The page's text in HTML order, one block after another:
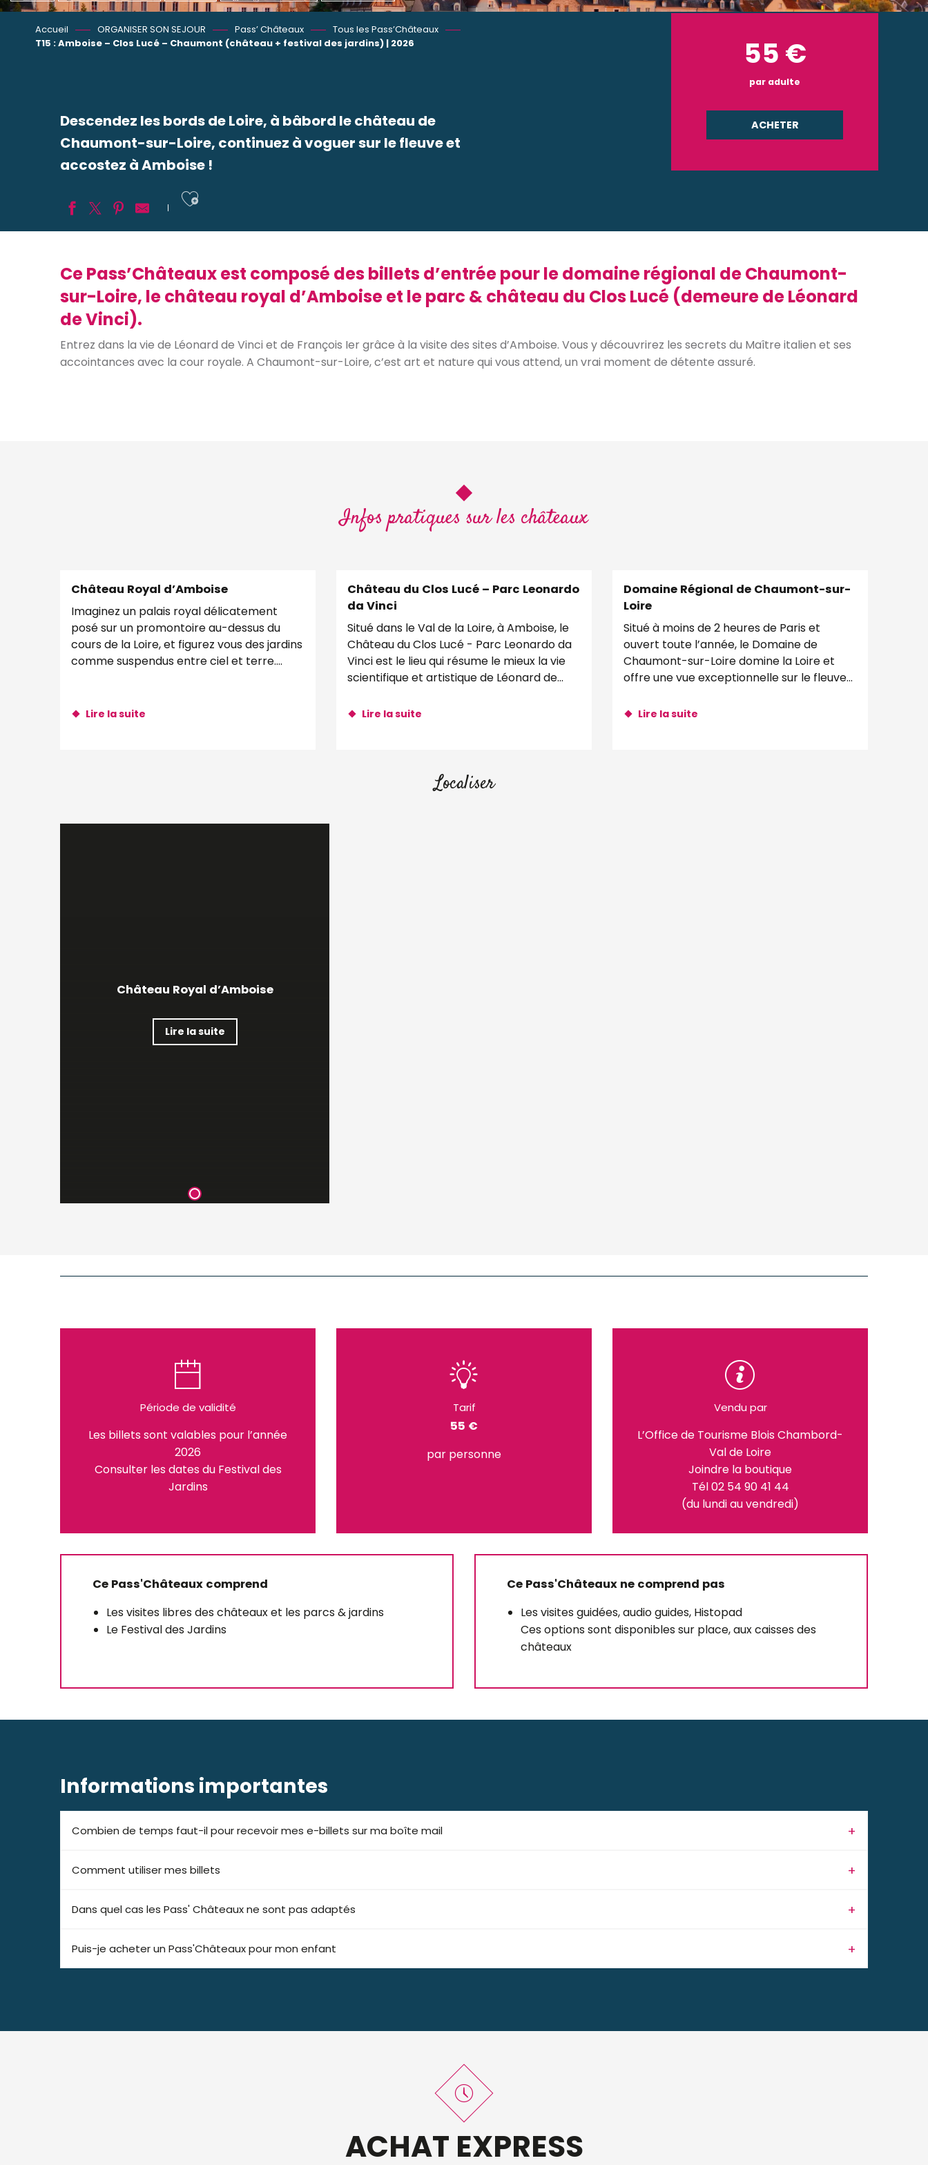
Accueil ORGANISER SON SEJOUR Pass’ Châteaux
Tous les Pass’Châteaux
T15 : Amboise – Clos Lucé – Chaumont (château + festival des jardins) | 2026
Descendez les bords de Loire, à bâbord le château de
Chaumont-sur-Loire, continuez à voguer sur le fleuve et
accostez à Amboise !
Ajouter aux favoris
55 €
par adulte
ACHETER
Ce Pass’Châteaux est composé des billets d’entrée pour le domaine régional de Chaumont-
sur-Loire, le château royal d’Amboise et le parc & château du Clos Lucé (demeure de Léonard
de Vinci).
Entrez dans la vie de Léonard de Vinci et de François Ier grâce à la visite des sites d’Amboise. Vous y découvrirez les secrets du Maître italien et ses
accointances avec la cour royale. A Chaumont-sur-Loire, c’est art et nature qui vous attend, un vrai moment de détente assuré.
Infos pratiques sur les châteaux
Château Royal d’Amboise
Imaginez un palais royal délicatement
posé sur un promontoire au-dessus du
cours de la Loire, et figurez vous des jardins
comme suspendus entre ciel et terre.
Lire la suite
Château du Clos Lucé – Parc Leonardo
da Vinci
Situé dans le Val de la Loire, à Amboise, le
Château du Clos Lucé - Parc Leonardo da
Vinci est le lieu qui résume le mieux la vie
scientifique et artistique de Léonard de...
Lire la suite
Domaine Régional de Chaumont-sur-
Loire
Situé à moins de 2 heures de Paris et
ouvert toute l’année, le Domaine de
Chaumont-sur-Loire domine la Loire et
offre une vue exceptionnelle sur le fleuve
Lire la suite
Localiser
Château Royal d’Amboise
Lire la suite
Période de validité
Les billets sont valables pour l’année
2026
Consulter les dates du Festival des
Jardins
Tarif
55 €
par personne
Vendu par
L’Office de Tourisme Blois Chambord-
Val de Loire
Joindre la boutique
Tél 02 54 90 41 44
(du lundi au vendredi)
Ce Pass'Châteaux comprend
Les visites libres des châteaux et les parcs & jardins
Le Festival des Jardins
Ce Pass'Châteaux ne comprend pas
Les visites guidées, audio guides, Histopad
Ces options sont disponibles sur place, aux caisses des
châteaux
Informations importantes
Combien de temps faut-il pour recevoir mes e-billets sur ma boîte mail
Comment utiliser mes billets
Dans quel cas les Pass' Châteaux ne sont pas adaptés
Puis-je acheter un Pass'Châteaux pour mon enfant
ACHAT EXPRESS